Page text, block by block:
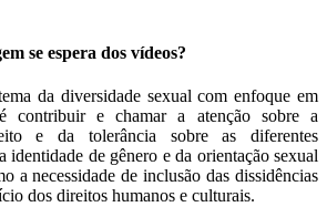
se espera dos vídeos?
da diversidade sexual com enfoque em
contribuir e chamar a atenção sobre a
e da tolerância sobre as diferentes
identidade de gênero e da orientação sexual
a necessidade de inclusão das dissidências
dos direitos humanos e culturais.